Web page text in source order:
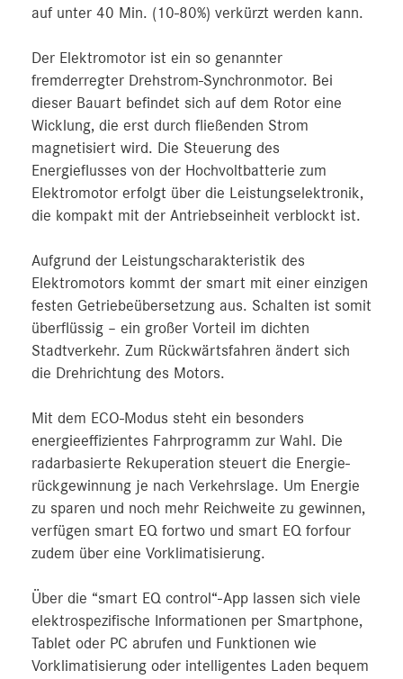
auf unter 40 Min. (10-80%) verkürzt werden kann.
Der Elektromotor ist ein so genannter
fremderregter Drehstrom-Synchronmotor. Bei
dieser Bauart befindet sich auf dem Rotor eine
Wicklung, die erst durch fließenden Strom
magnetisiert wird. Die Steuerung des
Energieflusses von der Hochvoltbatterie zum
Elektromotor erfolgt über die Leistungselektronik,
die kompakt mit der Antriebseinheit verblockt ist.
Aufgrund der Leistungscharakteristik des
Elektromotors kommt der smart mit einer einzigen
festen Getriebeübersetzung aus. Schalten ist somit
überflüssig – ein großer Vorteil im dichten
Stadtverkehr. Zum Rückwärtsfahren ändert sich
die Drehrichtung des Motors.
Mit dem ECO-Modus steht ein besonders
energieeffizientes Fahrprogramm zur Wahl. Die
radarbasierte Rekuperation steuert die Energie­
rückgewinnung je nach Verkehrslage. Um Energie
zu sparen und noch mehr Reichweite zu gewinnen,
verfügen smart EQ fortwo und smart EQ forfour
zudem über eine Vorklimatisierung.
Über die “smart EQ control“-App lassen sich viele
elektrospezifische Informationen per Smartphone,
Tablet oder PC abrufen und Funktionen wie
Vorklimatisierung oder intelligentes Laden bequem